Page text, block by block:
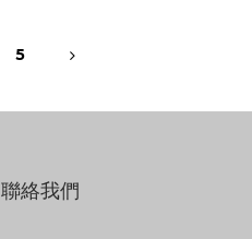
5
聯絡我們